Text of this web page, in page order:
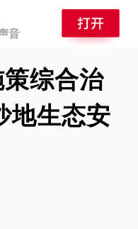
音
综合治
地生态安